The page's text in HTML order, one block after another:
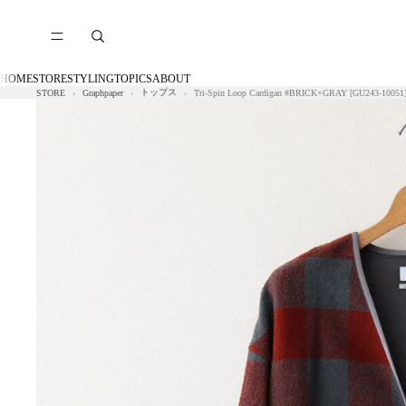
HOMESTORESTYLINGTOPICSABOUT
STORE Graphpaper トップス Tri-Spin Loop Cardigan #BRICK×GRAY [GU243-10051]